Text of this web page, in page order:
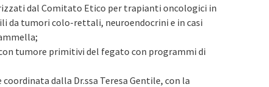
dal Comitato Etico per trapianti oncologici in
da tumori colo-rettali, neuroendocrini e in casi
tumore primitivi del fegato con programmi di
dalla Dr.ssa Teresa Gentile, con la